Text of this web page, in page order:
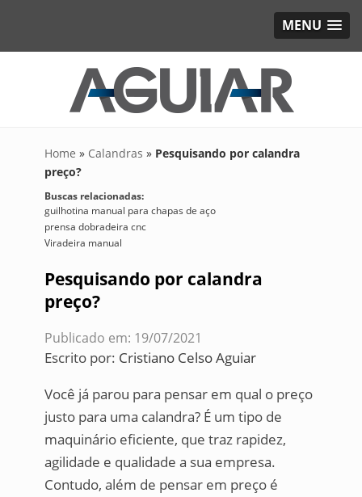
MENU
Home » Calandras » Pesquisando por calandra
preço?
Buscas relacionadas:
guilhotina manual para chapas de aço
prensa dobradeira cnc
Viradeira manual
Pesquisando por calandra
preço?
Publicado em: 19/07/2021
Escrito por: Cristiano Celso Aguiar
Você já parou para pensar em qual o preço
justo para uma calandra? É um tipo de
maquinário eficiente, que traz rapidez,
agilidade e qualidade a sua empresa.
Contudo, além de pensar em preço é